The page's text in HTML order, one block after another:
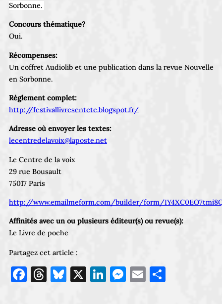
Sorbonne.
Concours thématique?
Oui.
Récompenses:
Un coffret Audiolib et une publication dans la revue Nouvelle
en Sorbonne.
Règlement complet:
http://festivallivresentete.blogspot.fr/
Adresse où envoyer les textes:
lecentredelavoix@laposte.net
Le Centre de la voix
29 rue Bousault
75017 Paris
http://www.emailmeform.com/builder/form/
Affinités avec un ou plusieurs éditeur(s) ou revue(s):
Le Livre de poche
Partagez cet article :
Facebook
Threads
Bluesky
X LinkedIn
Messenger
Email